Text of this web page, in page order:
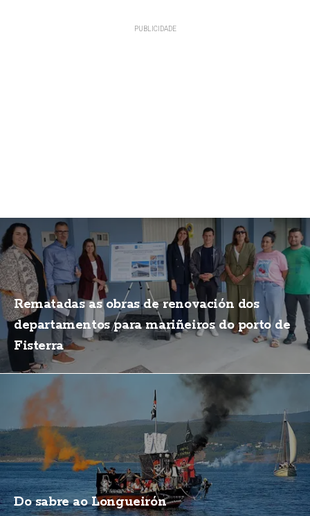
Rematadas as obras de renovación dos
departamentos para mariñeiros do porto de
Fisterra
Do sabre ao Longueirón